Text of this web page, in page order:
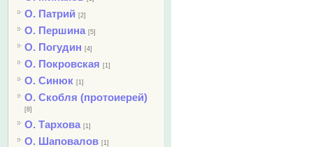
О. Патрий [2]
О. Першина [5]
О. Погудин [4]
О. Покровская [1]
О. Синюк [1]
О. Скобля (протоиерей)
[8]
О. Тархова [1]
О. Шаповалов [1]